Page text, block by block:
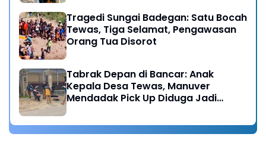
Tragedi Sungai Badegan: Satu Bocah
Tewas, Tiga Selamat, Pengawasan
Orang Tua Disorot
Tabrak Depan di Bancar: Anak
Kepala Desa Tewas, Manuver
Mendadak Pick Up Diduga Jadi